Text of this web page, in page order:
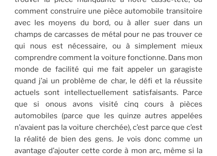
comment construire une pièce automobile transitoire
avec les moyens du bord, ou à aller suer dans un
champs de carcasses de métal pour ne pas trouver ce
qui nous est nécessaire, ou à simplement mieux
comprendre comment la voiture fonctionne. Dans mon
monde de facilité qui me fait appeler un garagiste
quand j’ai un problème de char, le défi et la réussite
actuels sont intellectuellement satisfaisants. Parce
que si onous avons visité cinq cours à pièces
automobiles (parce que les quinze autres appelées
n’avaient pas la voiture cherchée), c’est parce que c’est
la réalité de bien des gens. Je vois donc comme un
avantage d’ajouter cette corde à mon arc, même si la